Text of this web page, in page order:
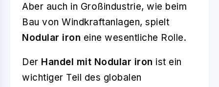
Aber auch in Großindustrie, wie beim
Bau von Windkraftanlagen, spielt
Nodular iron eine wesentliche Rolle.
Der Handel mit Nodular iron ist ein
wichtiger Teil des globalen